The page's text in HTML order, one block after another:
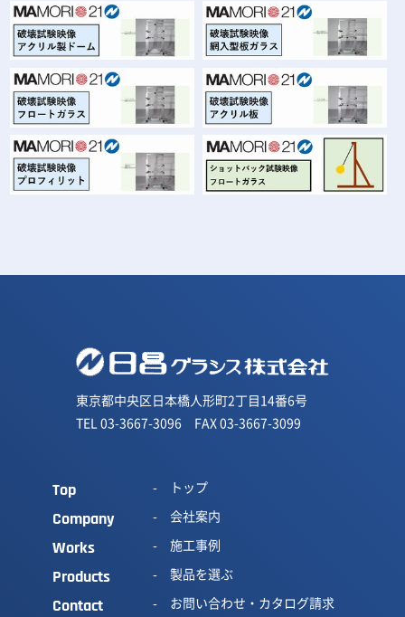
東京都中央区日本橋人形町2丁目14番6号
TEL 03-3667-3096 FAX 03-3667-3099
Top トップ
Company 会社案内
Works 施工事例
Products 製品を選ぶ
Contact お問い合わせ・カタログ請求